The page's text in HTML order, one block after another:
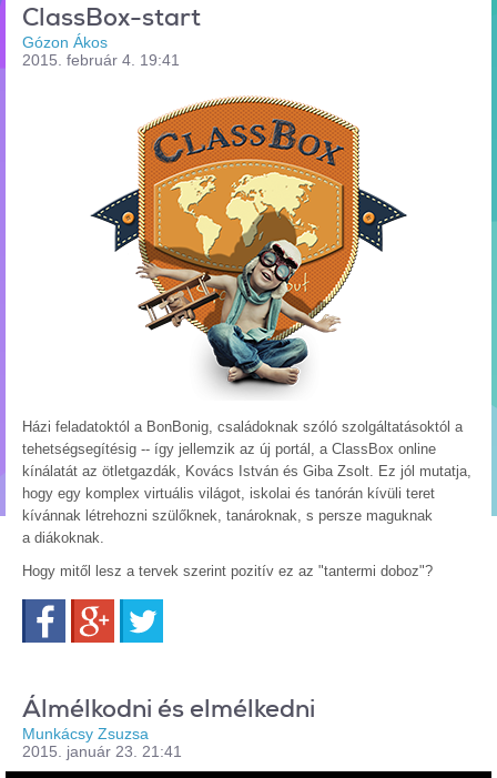
ClassBox-start
Gózon Ákos
2015. február 4. 19:41
Házi feladatoktól a BonBonig, családoknak szóló szolgáltatásoktól a
tehetségsegítésig -- így jellemzik az új portál, a ClassBox online
kínálatát az ötletgazdák, Kovács István és Giba Zsolt. Ez jól mutatja,
hogy egy komplex virtuális világot, iskolai és tanórán kívüli teret
kívánnak létrehozni szülőknek, tanároknak, s persze maguknak
a diákoknak.
Hogy mitől lesz a tervek szerint pozitív ez az "tantermi doboz"?
FacebookGoogle+
Álmélkodni és elmélkedni
Munkácsy Zsuzsa
2015. január 23. 21:41